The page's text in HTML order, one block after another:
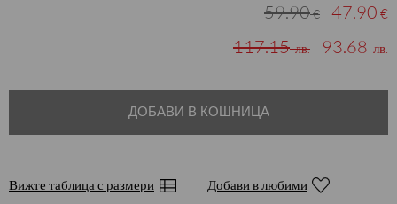
59.90€ 47.90 €
117.15лв. 93.68 лв.
ДОБАВИ В КОШНИЦА
Вижте таблица с размери
Добави в любими